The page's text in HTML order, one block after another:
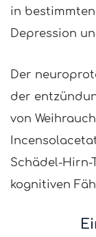
in
Depression
Der
der
von
Schädel-Hirn-
kognitiven